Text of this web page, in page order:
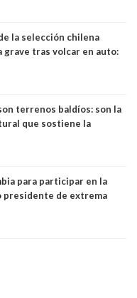
la selección chilena
grave tras volcar en auto:
terrenos baldíos: son la
que sostiene la
para participar en la
presidente de extrema